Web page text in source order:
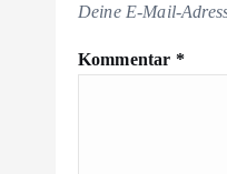
Deine E-Mail-
Kommentar *